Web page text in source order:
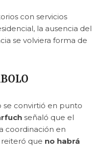
con servicios
la ausencia del
se volviera forma de
se convirtió en punto
señaló que el
coordinación en
que no habrá